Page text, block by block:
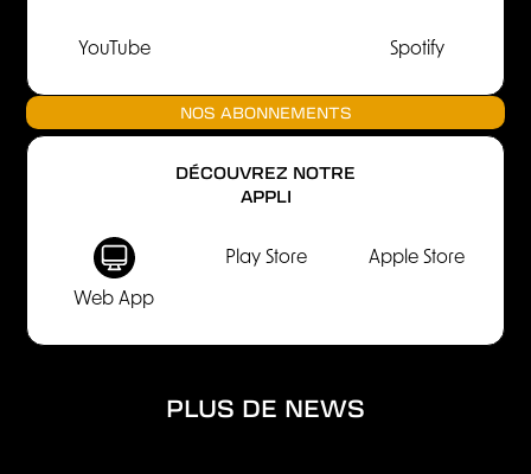
YouTube Spotify
NOS ABONNEMENTS
DÉCOUVREZ NOTRE
APPLI
Web App
Play Store Apple Store
PLUS DE NEWS